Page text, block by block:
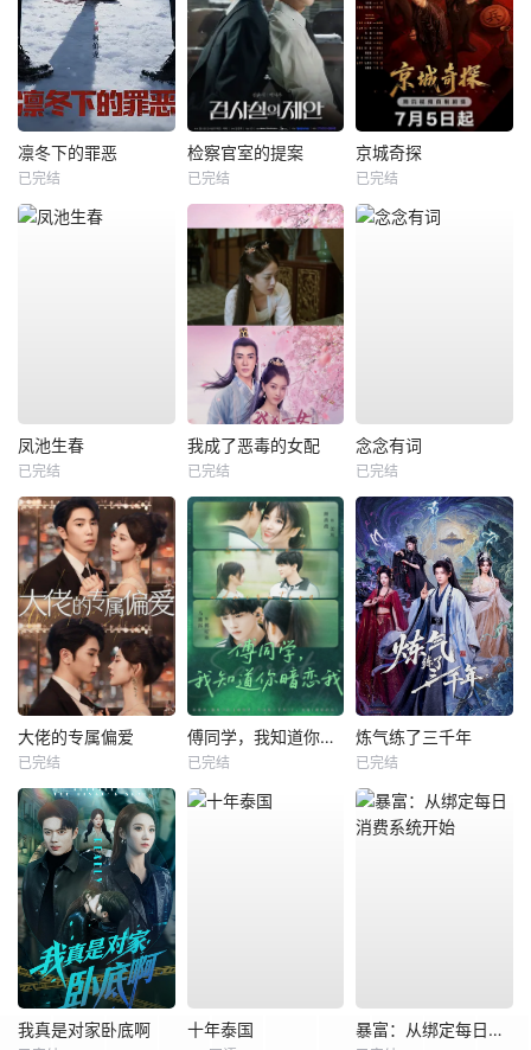
凛冬下的罪恶
已完结
检察官室的提案
已完结
京城奇探
已完结
凤池生春
已完结
我成了恶毒的女配
已完结
念念有词
已完结
大佬的专属偏爱
已完结
傅同学，我知道你暗恋我
已完结
炼气练了三千年
已完结
我真是对家卧底啊 十年泰国 暴富：从绑定每日消费系统开始